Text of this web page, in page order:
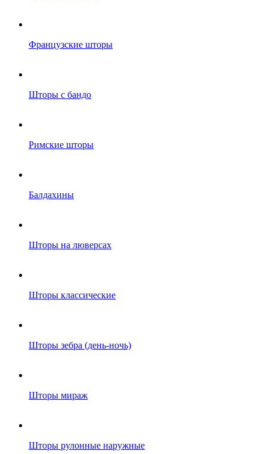
Французские шторы
Шторы с бандо
Римские шторы
Балдахины
Шторы на люверсах
Шторы классические
Шторы зебра (день-ночь)
Шторы мираж
Шторы рулонные наружные